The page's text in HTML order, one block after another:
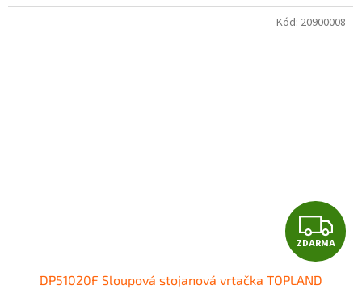
Z
D
ZDARMA
DP51020F Sloupová stojanová vrtačka TOPLAND
Kód: 20900008